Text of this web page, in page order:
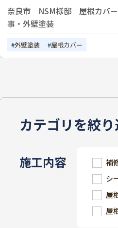
奈良市 NSM様邸 屋根カバ
事・外壁塗装
外壁塗装 屋根カバー
カテゴリを絞
施工内容 補
シ
屋
屋